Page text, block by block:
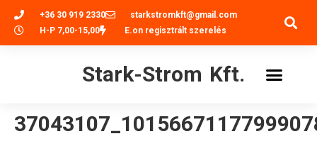
+36 30 919 2330
starkstromkft@gmail.com
H-P 7,00-15,00
E.on regisztrált szerelés
Stark-Strom Kft.